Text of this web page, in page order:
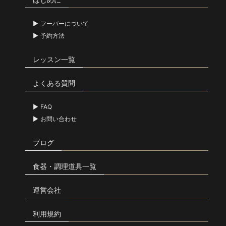
フーバーについて
予約方法
レッスン一覧
よくある質問
FAQ
お問い合わせ
ブログ
食器・調理道具一覧
運営会社
利用規約